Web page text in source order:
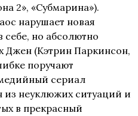
2», «Субмарина»).
нарушает новая
себе, но абсолютно
Джен (Кэтрин Паркинсон,
поручают
сериал
неуклюжих ситуаций и
в прекрасный